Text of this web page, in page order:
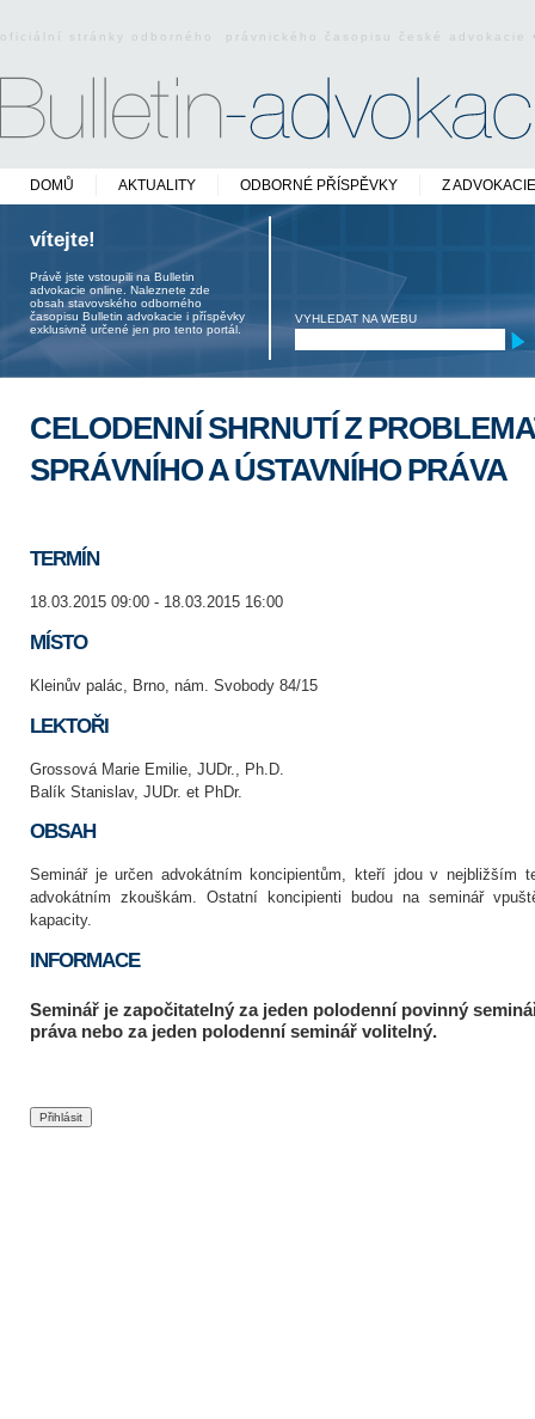
oficiální stránky odborného právnického časopisu české
DOMŮ AKTUALITY ODBORNÉ PŘÍSPĚVKY Z ADVOKACIE
vítejte!
Právě jste vstoupili na Bulletin
advokacie online. Naleznete zde
obsah stavovského odborného
časopisu Bulletin advokacie i příspěvky
exklusivně určené jen pro tento portál.
VYHLEDAT NA WEBU
CELODENNÍ SHRNUTÍ Z
SPRÁVNÍHO A ÚSTAVNÍHO PRÁVA
TERMÍN
18.03.2015 09:00 - 18.03.2015 16:00
MÍSTO
Kleinův palác, Brno, nám. Svobody 84/15
LEKTOŘI
Grossová Marie Emilie, JUDr., Ph.D.
Balík Stanislav, JUDr. et PhDr.
OBSAH
Seminář je určen advokátním koncipientům, kteří jdou v nejbližším
advokátním zkouškám. Ostatní koncipienti budou na seminář
kapacity.
INFORMACE
Seminář je započitatelný za jeden polodenní povinný
práva nebo za jeden polodenní seminář volitelný.